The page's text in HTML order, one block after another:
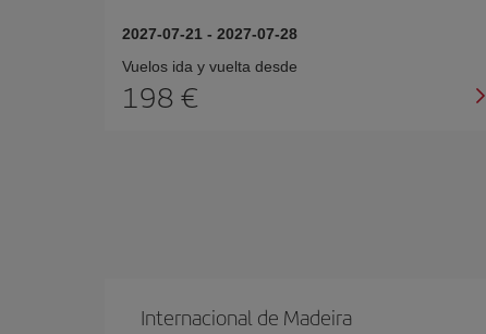
2027-07-21 - 2027-07-28
Vuelos ida y vuelta desde
198 €
Internacional de Madeira